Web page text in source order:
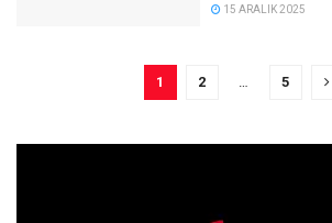
15 ARALIK 2025
1 2 … 5